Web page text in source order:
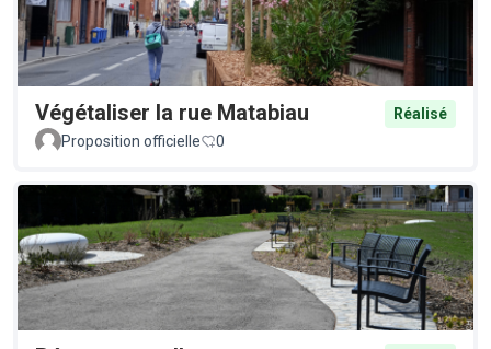
Végétaliser la rue Matabiau
Réalisé
Proposition officielle
0